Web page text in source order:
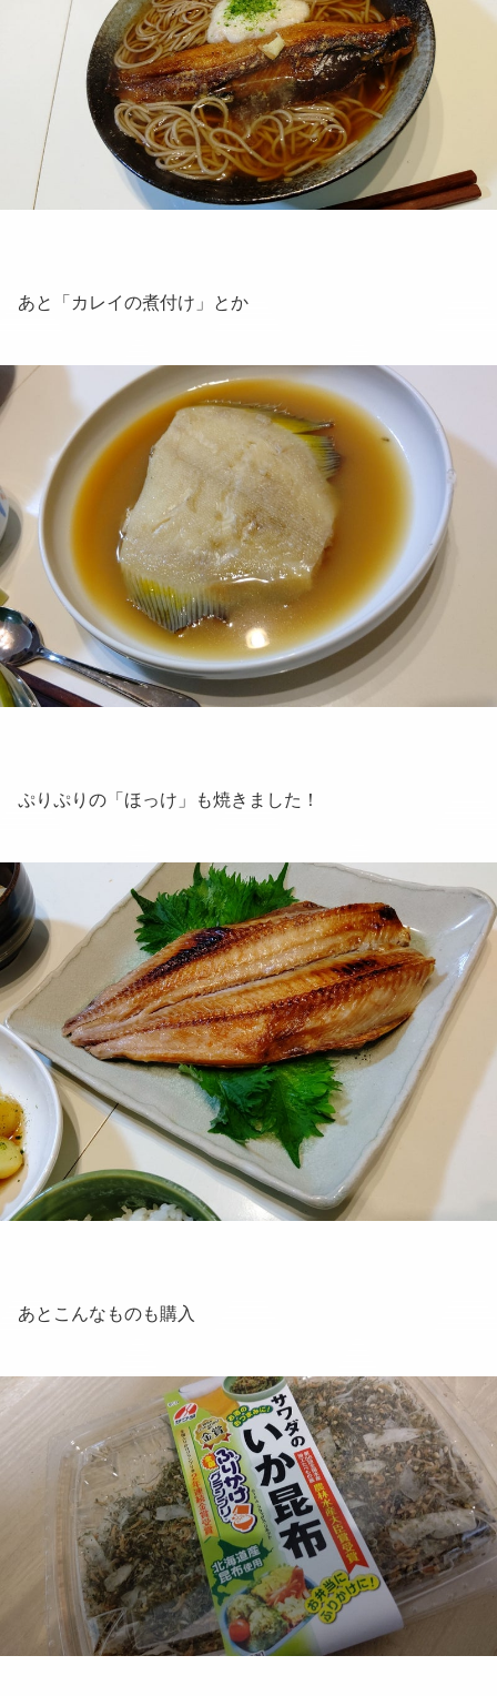
あと「カレイの煮付け」とか
ぷりぷりの「ほっけ」も焼きました！
あとこんなものも購入